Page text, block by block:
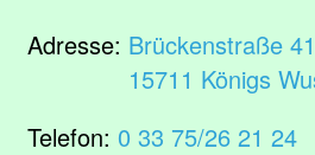
Adresse: Brückenstraße 41
15711 Königs
Telefon: 0 33 75/26 21 24